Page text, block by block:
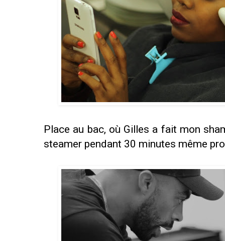
Place au bac, où Gilles a fait mon
steamer pendant 30 minutes même